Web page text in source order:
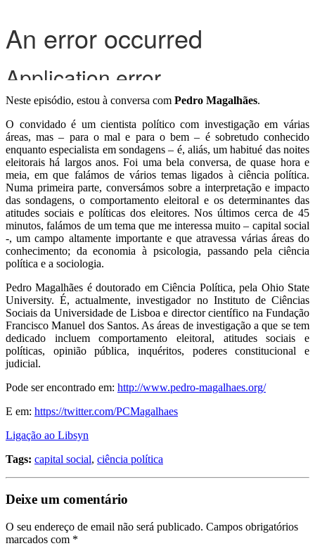
Neste episódio, estou à conversa com Pedro Magalhães.
O convidado é um cientista político com investigação em várias
áreas, mas – para o mal e para o bem – é sobretudo conhecido
enquanto especialista em sondagens – é, aliás, um habitué das noites
eleitorais há largos anos. Foi uma bela conversa, de quase hora e
meia, em que falámos de vários temas ligados à ciência política.
Numa primeira parte, conversámos sobre a interpretação e impacto
das sondagens, o comportamento eleitoral e os determinantes das
atitudes sociais e políticas dos eleitores. Nos últimos cerca de 45
minutos, falámos de um tema que me interessa muito – capital social
-, um campo altamente importante e que atravessa várias áreas do
conhecimento; da economia à psicologia, passando pela ciência
política e a sociologia.
Pedro Magalhães é doutorado em Ciência Política, pela Ohio State
University. É, actualmente, investigador no Instituto de Ciências
Sociais da Universidade de Lisboa e director científico na Fundação
Francisco Manuel dos Santos. As áreas de investigação a que se tem
dedicado incluem comportamento eleitoral, atitudes sociais e
políticas, opinião pública, inquéritos, poderes constitucional e
judicial.
Pode ser encontrado em: http://www.pedro-magalhaes.org/
E em: https://twitter.com/PCMagalhaes
Ligação ao Libsyn
Tags: capital social, ciência política
Deixe um comentário
O seu endereço de email não será publicado. Campos obrigatórios
marcados com *